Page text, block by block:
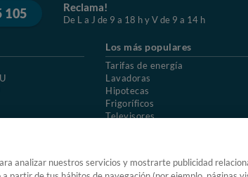
105 Reclama!
De L a J de 9 a 18 h y V de 9 a 14 h
Los más populares
Tarifas de energía
Lavadoras
Hipotecas
Frigoríficos
Televisores
de cookies
analizar nuestros servicios y mostrarte publicidad